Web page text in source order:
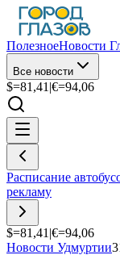
ПолезноеНовости
Все новости
$=81,41 |€=94,06
Расписание
рекламу
$=81,41 |€=94,06
Новости Удмуртии